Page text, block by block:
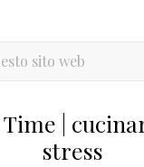
|
stress